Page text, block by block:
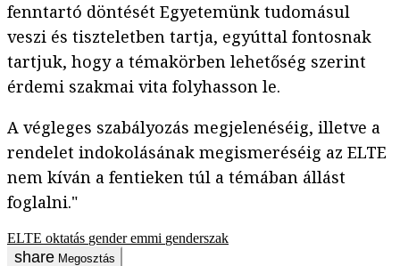
fenntartó döntését Egyetemünk tudomásul
veszi és tiszteletben tartja, egyúttal fontosnak
tartjuk, hogy a témakörben lehetőség szerint
érdemi szakmai vita folyhasson le.
A végleges szabályozás megjelenéséig, illetve a
rendelet indokolásának megismeréséig az ELTE
nem kíván a fentieken túl a témában állást
foglalni."
ELTE oktatás gender emmi genderszak
Megosztás